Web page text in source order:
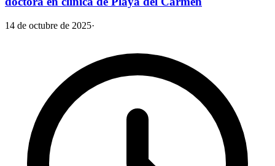
14 de octubre de 2025·